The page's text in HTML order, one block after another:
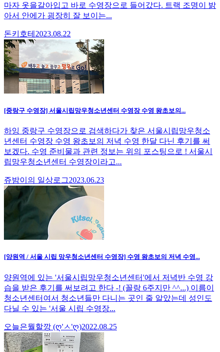
마자 옷을갈아입고 바로 수영장으로 들어갔다. 트랙 조명이 밝
아서 안에가 굉장히 잘 보이는...
돈키호테 2023.08.22
[중랑구 수영장] 서울시립망우청소년센터 수영장 수영 왕초보의...
하잉 중랑구 수영장으로 검색하다가 찾은 서울시립망우청소
년센터 수영장 수영 왕초보의 저녁 수영 한달 다닌 후기를 써
보겠다. 수영 준비물과 관련 정보는 위의 포스팅으로 ! 서울시
립망우청소년센터 수영장이라고...
쥬밤이의 일상로그2023.06.23
[양원역 / 서울 시립 망우청소년센터 수영장] 수영 왕초보의 저녁 수영...
양원역에 있는 '서울시립망우청소년센터'에서 저녁반 수영 강
습을 받은 후기를 써보려고 한다 -! (꼴랑 6주지만 ^^...) 이름이
청소년센터여서 청소년들만 다니는 곳인 줄 알았는데 성인도
다닐 수 있는 '서울 시립 수영장...
오늘은뭘할깡 (ღ'ㅅ'ღ)2022.08.25